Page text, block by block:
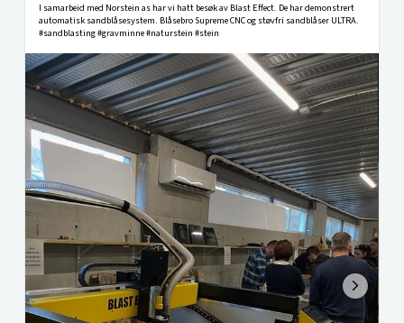
I samarbeid med Norstein as har vi hatt besøk av Blast Effect. De har demonstrert
automatisk sandblåsesystem. Blåsebro Supreme CNC og støvfri sandblåser ULTRA.
#sandblasting #gravminne #naturstein #stein